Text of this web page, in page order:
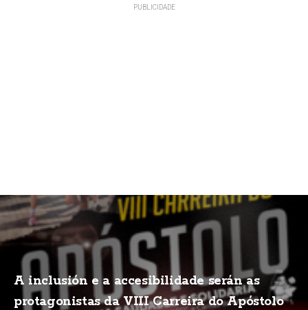
A inclusión e a accesibilidade serán as
protagonistas da VIII Carreira do Apóstolo